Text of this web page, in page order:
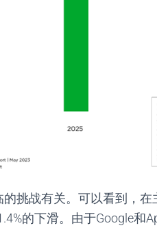
挑战有关。可以看到，在
的下滑。由于Google和